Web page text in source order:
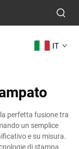
IT
perfetta fusione tra
un semplice
e su misura.
di stampa